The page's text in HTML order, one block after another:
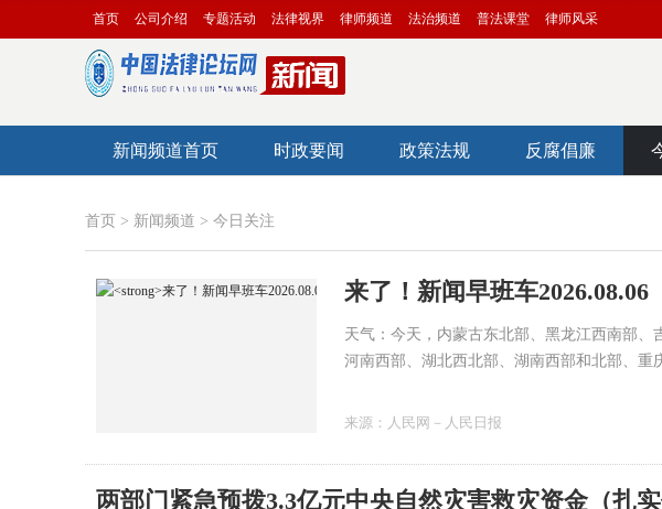
首页 公司介绍 专题活动 法律视界 律师频道 法治频道 普法课堂 律师风采
新闻频道首页 时政要闻 政策法规 反腐倡廉
首页 > 新闻频道 > 今日关注
来了！新闻早班车2026.08.06
天气：今天，内蒙古东北部、黑龙江西南部、
河南西部、湖北西北部、湖南西部和北部、
部、海南岛西南部等局地有大暴雨。
来源： 人民网－人民日报
两部门紧急预拨3.3亿元中央自然灾害救灾资金（扎